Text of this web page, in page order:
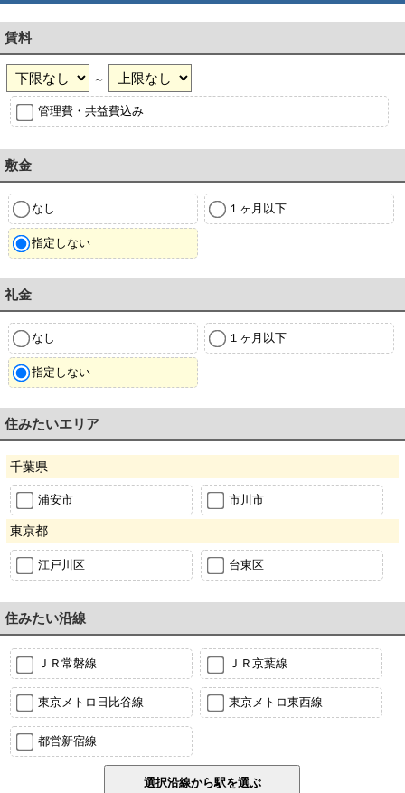
賃料
～
管理費・共益費込み
敷金
なし １ヶ月以下
指定しない
礼金
なし １ヶ月以下
指定しない
住みたいエリア
千葉県
浦安市 市川市
東京都
江戸川区 台東区
住みたい沿線
ＪＲ常磐線 ＪＲ京葉線
東京メトロ日比谷線 東京メトロ東西線
都営新宿線